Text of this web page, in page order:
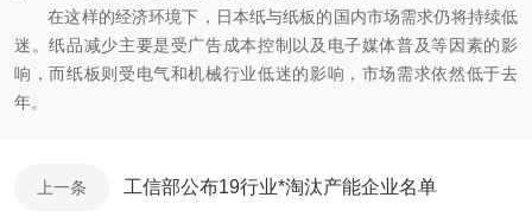
在这样的经济环境下，日本纸与纸板的国内市场需求仍将持续低
迷。纸品减少主要是受广告成本控制以及电子媒体普及等因素的影
响，而纸板则受电气和机械行业低迷的影响，市场需求依然低于去
年。
上一条 工信部公布19行业*淘汰产能企业名单